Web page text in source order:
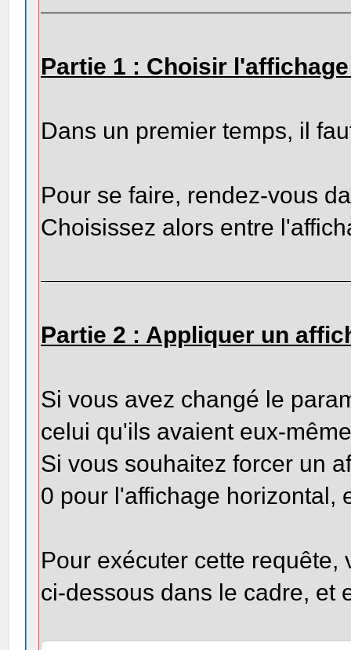
Partie 1 : Choisir
Dans un premier temps, il
Pour se faire, rendez-vous
Choisissez alors entre
Partie 2 : Appliquer un
Si vous avez changé le
celui qu'ils avaient eux-
Si vous souhaitez forcer un
0 pour l'affichage horizontal,
Pour exécuter cette
ci-dessous dans le cadre, et